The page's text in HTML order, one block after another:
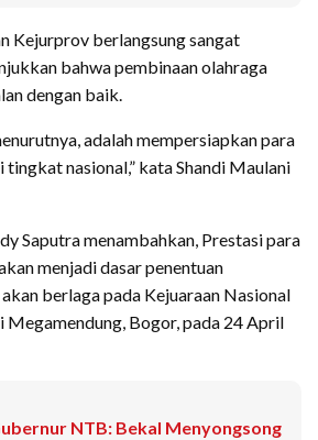
Kejurprov berlangsung sangat
bahwa pembinaan olahraga
dengan baik.
adalah mempersiapkan para
nasional,” kata Shandi Maulani
Saputra menambahkan, Prestasi para
menjadi dasar penentuan
berlaga pada Kejuaraan Nasional
Megamendung, Bogor, pada 24 April
NTB: Bekal Menyongsong